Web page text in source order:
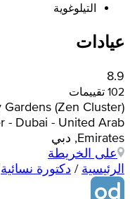
التيلوغوية
عيادات
8.9
102 تقييمات
(Zen Cluster)
- Dubai - United Arab
Emirates, دبي
على الخريطة
الرئيسية / دكتورة نسائية